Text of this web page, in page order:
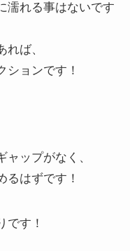
濡れる事はないです
ば、
ションです！
ップがなく、
るはずです！
です！